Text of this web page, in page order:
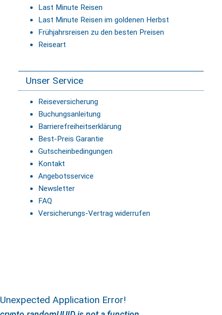
Last Minute Reisen
Last Minute Reisen im goldenen Herbst
Frühjahrsreisen zu den besten Preisen
Reiseart
Unser Service
Reiseversicherung
Buchungsanleitung
Barrierefreiheitserklärung
Best-Preis Garantie
Gutscheinbedingungen
Kontakt
Angebotsservice
Newsletter
FAQ
Versicherungs-Vertrag widerrufen
Unexpected Application Error!